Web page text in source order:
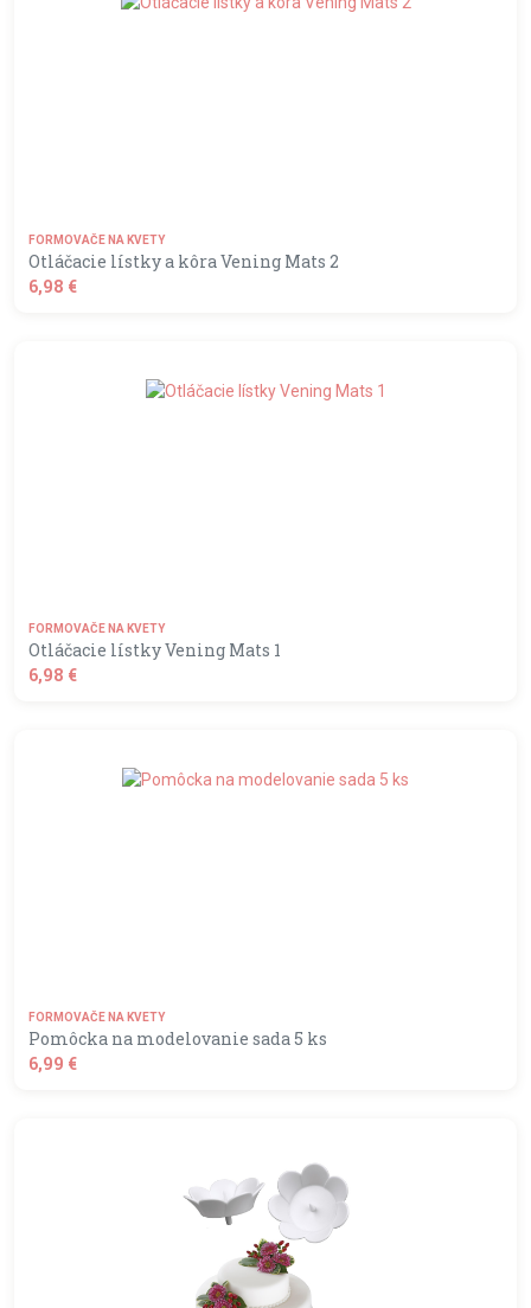
FORMOVAČE NA KVETY
Otláčacie lístky a kôra Vening Mats 2
6,98 €
FORMOVAČE NA KVETY
Otláčacie lístky Vening Mats 1
6,98 €
FORMOVAČE NA KVETY
Pomôcka na modelovanie sada 5 ks
6,99 €